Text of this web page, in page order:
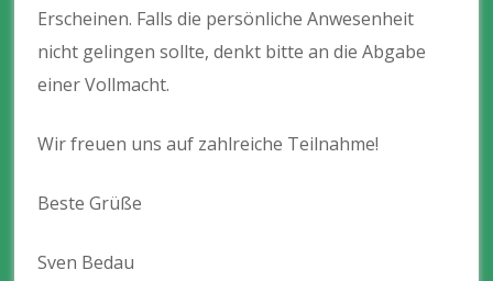
Erscheinen. Falls die persönliche Anwesenheit
nicht gelingen sollte, denkt bitte an die Abgabe
einer Vollmacht.
Wir freuen uns auf zahlreiche Teilnahme!
Beste Grüße
Sven Bedau